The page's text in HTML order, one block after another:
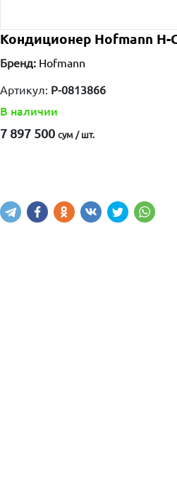
Кондиционер Hofmann H-
Бренд: Hofmann
Артикул: P-0813866
В наличии
7 897 500 сум / шт.